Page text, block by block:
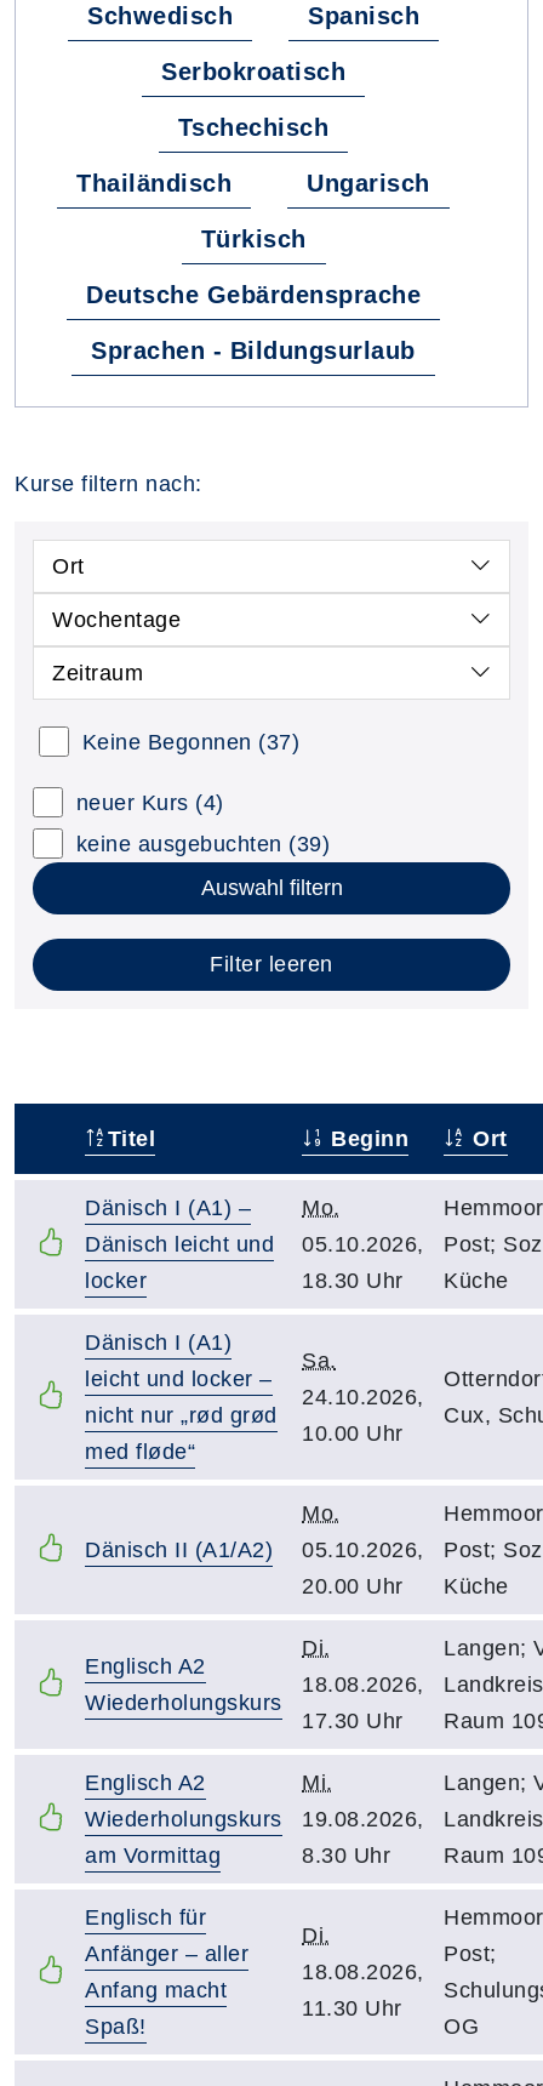
Schwedisch Spanisch
Serbokroatisch
Tschechisch
Thailändisch Ungarisch
Türkisch
Deutsche Gebärdensprache
Sprachen - Bildungsurlaub
Kurse filtern nach:
Ort
Wochentage
Zeitraum
Keine Begonnen (37)
neuer Kurs (4)
keine ausgebuchten (39)
Auswahl filtern
Filter leeren
Titel Beginn Ort
Dänisch I (A1) –
Dänisch leicht und
locker
Mo.
05.10.2026,
18.30 Uhr
Post;
Küche
Dänisch I (A1)
leicht und locker –
nicht nur „rød grød
med fløde“
Sa.
24.10.2026,
10.00 Uhr
Cux,
Dänisch II (A1/A2)
Mo.
05.10.2026,
20.00 Uhr
Post;
Küche
Englisch A2
Wiederholungskurs
Di.
18.08.2026,
17.30 Uhr
Langen;
Raum
Englisch A2
Wiederholungskurs
am Vormittag
Mi.
19.08.2026,
8.30 Uhr
Langen;
Raum
Englisch für
Anfänger – aller
Anfang macht
Spaß!
Di.
18.08.2026,
11.30 Uhr
Post;
OG